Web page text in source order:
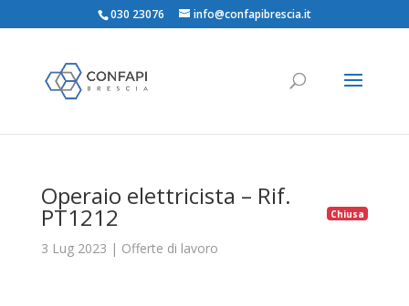
030 23076 info@confapibrescia.it
Operaio elettricista – Rif.
PT1212 Chiusa
3 Lug 2023 | Offerte di lavoro